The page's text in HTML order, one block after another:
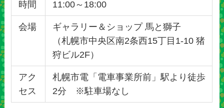
時間 11:00～18:00
会場
ギャラリー＆ショップ 馬と獅子
（札幌市中央区南2条西15丁目1-10 猪
狩ビル2F）
アク
セス
札幌市電「電車事業所前」駅より徒歩
2分 ※駐車場なし